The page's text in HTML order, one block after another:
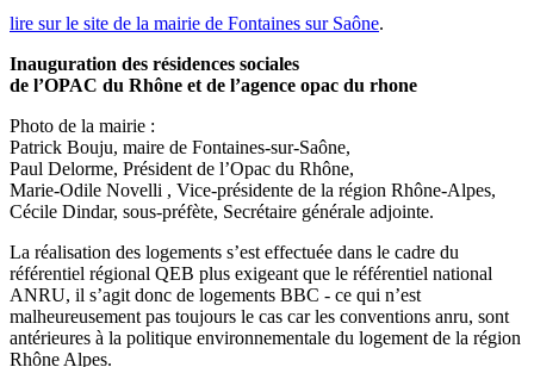
lire sur le site de la mairie de Fontaines sur Saône.
Inauguration des résidences sociales
de l’OPAC du Rhône et de l’agence opac du rhone
Photo de la mairie :
Patrick Bouju, maire de Fontaines-sur-Saône,
Paul Delorme, Président de l’Opac du Rhône,
Marie-Odile Novelli , Vice-présidente de la région Rhône-Alpes,
Cécile Dindar, sous-préfète, Secrétaire générale adjointe.
La réalisation des logements s’est effectuée dans le cadre du
référentiel régional QEB plus exigeant que le référentiel national
ANRU, il s’agit donc de logements BBC - ce qui n’est
malheureusement pas toujours le cas car les conventions anru, sont
antérieures à la politique environnementale du logement de la région
Rhône Alpes.